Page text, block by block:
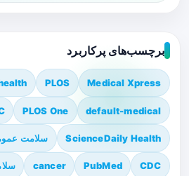
برچسب‌های پرکاربرد
Medical Xpress
PLOS
default-medical
PLOS One
ScienceDaily Health سلامت
CDC
PubMed
cancer